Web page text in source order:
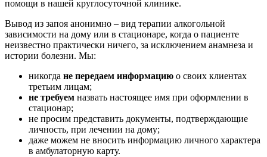
помощи в нашей круглосуточной клинике.
Вывод из запоя анонимно – вид терапии алкогольной
зависимости на дому или в стационаре, когда о пациенте
неизвестно практически ничего, за исключением анамнеза и
истории болезни. Мы:
никогда не передаем информацию о своих клиентах
третьим лицам;
не требуем назвать настоящее имя при оформлении в
стационар;
не просим представить документы, подтверждающие
личность, при лечении на дому;
даже можем не вносить информацию личного характера
в амбулаторную карту.